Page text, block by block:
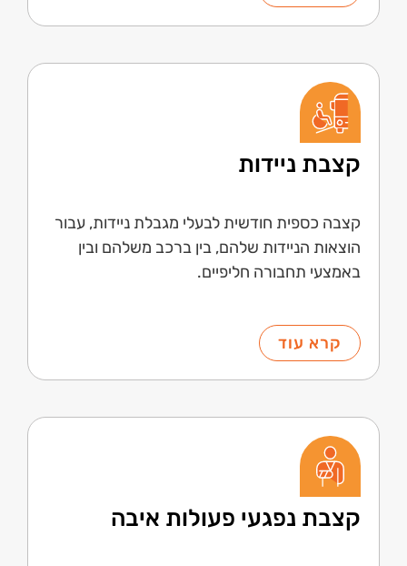
קצבת ניידות
קצבה כספית חודשית לבעלי מגבלת ניידות, עבור
הוצאות הניידות שלהם, בין ברכב משלהם ובין
באמצעי תחבורה חליפיים.
קרא עוד
קצבת נפגעי פעולות איבה